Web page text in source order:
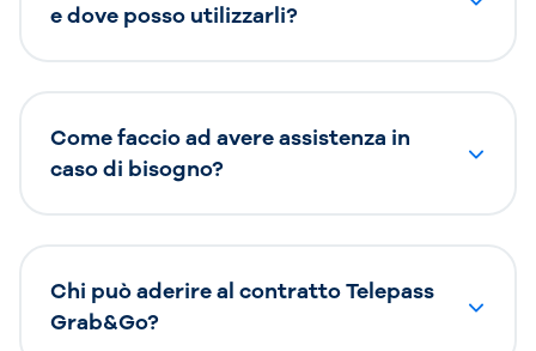
e dove posso utilizzarli?
Come faccio ad avere assistenza in
caso di bisogno?
Chi può aderire al contratto Telepass
Grab&Go?